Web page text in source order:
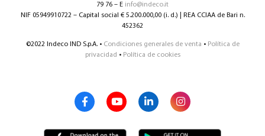
79 76 – E info@indeco.it
NIF 05949910722 – Capital social € 5.200.000,00 (i. d.) | REA CCIAA de Bari n.
452362
©2022 Indeco IND S.p.A. • Condiciones generales de venta • Política de
privacidad • Política de cookies